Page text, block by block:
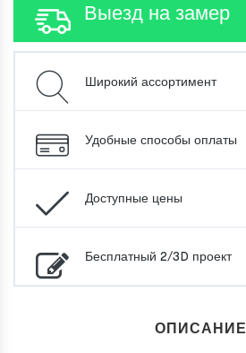
Выезд на замер
Широкий ассортимент
Удобные способы оплаты
Доступные цены
Бесплатный 2/3D проект
ОПИСАНИЕ